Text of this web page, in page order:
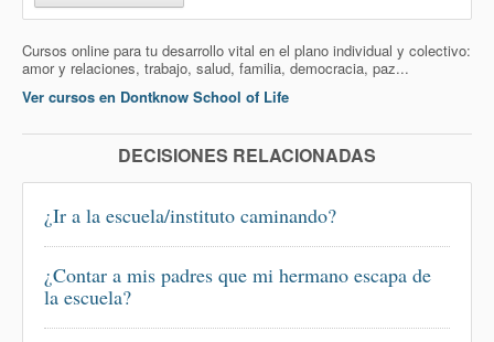
Cursos online para tu desarrollo vital en el plano individual y colectivo:
amor y relaciones, trabajo, salud, familia, democracia, paz...
Ver cursos en Dontknow School of Life
DECISIONES RELACIONADAS
¿Ir a la escuela/instituto caminando?
¿Contar a mis padres que mi hermano escapa de
la escuela?